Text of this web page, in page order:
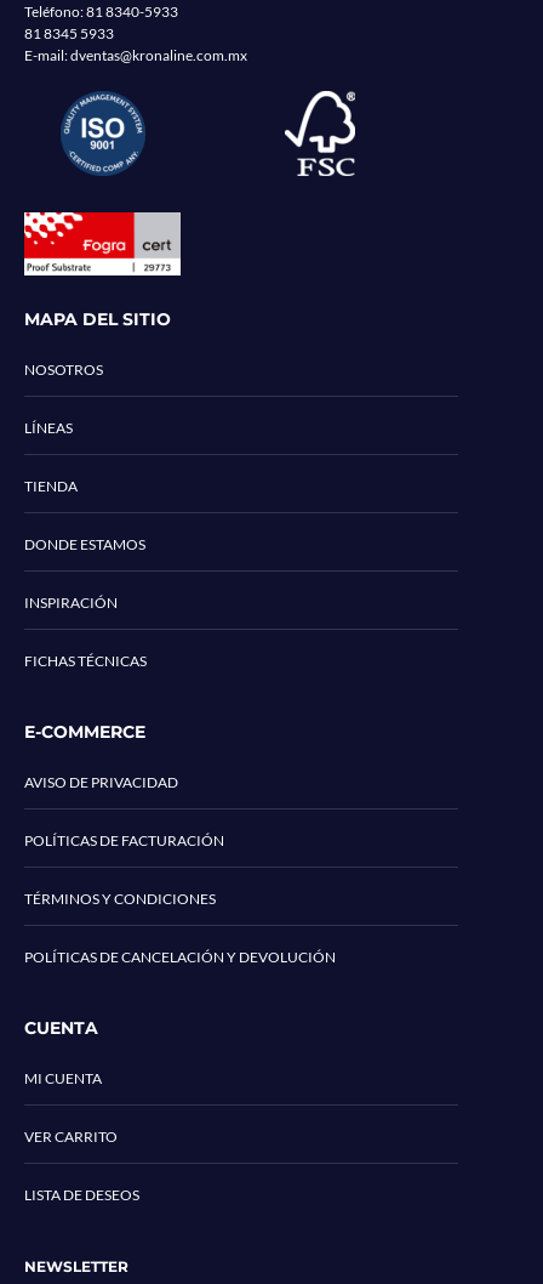
Teléfono:81 8340-5933
81 8345 5933
E-mail:dventas@kronaline.com.mx
MAPA DEL SITIO
NOSOTROS
LÍNEAS
TIENDA
DONDE ESTAMOS
INSPIRACIÓN
FICHAS TÉCNICAS
E-COMMERCE
AVISO DE PRIVACIDAD
POLÍTICAS DE FACTURACIÓN
TÉRMINOS Y CONDICIONES
POLÍTICAS DE CANCELACIÓN Y DEVOLUCIÓN
CUENTA
MI CUENTA
VER CARRITO
LISTA DE DESEOS
NEWSLETTER